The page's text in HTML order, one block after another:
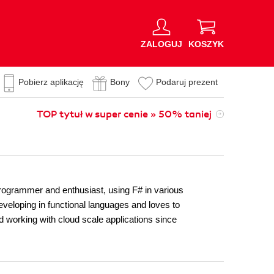
ZALOGUJ KOSZYK
Pobierz aplikację Bony Podaruj prezent
TOP tytuł w super cenie » 50% taniej
and enthusiast, using F# in various
in functional languages and loves to
working with cloud scale applications since